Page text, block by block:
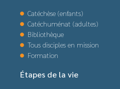
Catéchèse (enfants)
Catéchuménat (adultes)
Bibliothèque
Tous disciples en mission
Formation
Étapes de la vie